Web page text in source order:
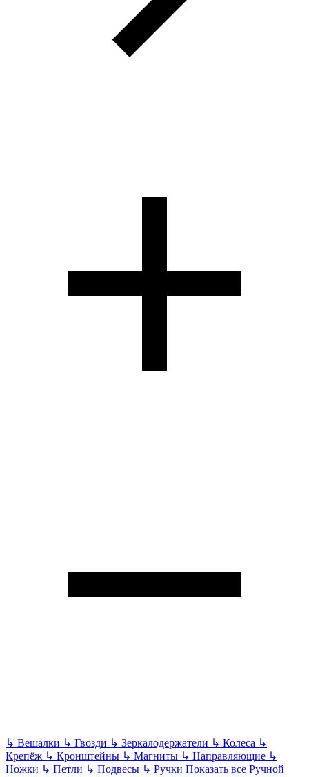
↳ Вешалки ↳ Гвозди ↳ Зеркалодержатели ↳ Колеса ↳
Крепёж ↳ Кронштейны ↳ Магниты ↳ Направляющие ↳
Ножки ↳ Петли ↳ Подвесы ↳ Ручки Показать все Ручной